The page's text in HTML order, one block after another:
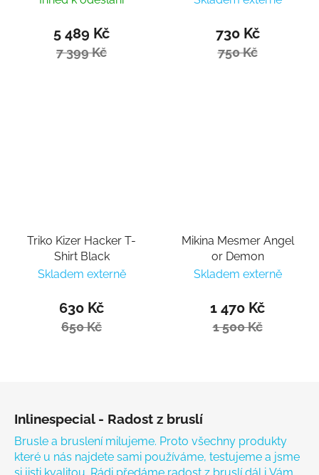
5 489 Kč
7 399 Kč
730 Kč
750 Kč
Triko Kizer Hacker T-
Shirt Black
Skladem externě
630 Kč
650 Kč
Mikina Mesmer Angel
or Demon
Skladem externě
1 470 Kč
1 500 Kč
Inlinespecial - Radost z bruslí
Brusle a bruslení milujeme. Proto všechny produkty
které u nás najdete sami používáme, testujeme a jsme